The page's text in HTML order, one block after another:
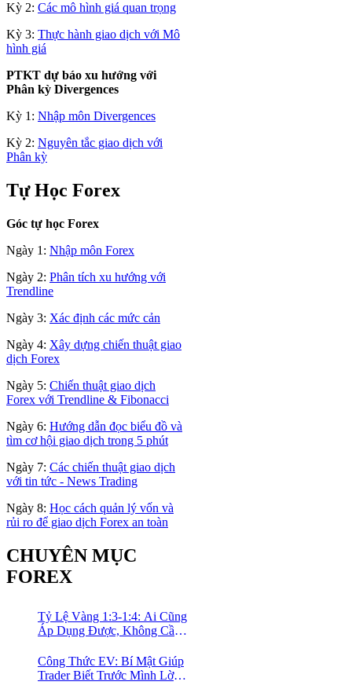
Kỳ 2: Các mô hình giá quan trọng
Kỳ 3: Thực hành giao dịch với Mô
hình giá
PTKT dự báo xu hướng với
Phân kỳ Divergences
Kỳ 1: Nhập môn Divergences
Kỳ 2: Nguyên tắc giao dịch với
Phân kỳ
Tự Học Forex
Góc tự học Forex
Ngày 1: Nhập môn Forex
Ngày 2: Phân tích xu hướng với
Trendline
Ngày 3: Xác định các mức cản
Ngày 4: Xây dựng chiến thuật giao
dịch Forex
Ngày 5: Chiến thuật giao dịch
Forex với Trendline & Fibonacci
Ngày 6: Hướng dẫn đọc biểu đồ và
tìm cơ hội giao dịch trong 5 phút
Ngày 7: Các chiến thuật giao dịch
với tin tức - News Trading
Ngày 8: Học cách quản lý vốn và
rủi ro để giao dịch Forex an toàn
CHUYÊN MỤC
FOREX
Tỷ Lệ Vàng 1:3-1:4: Ai Cũng
Áp Dụng Được, Không Cần
Công Thức EV: Bí Mật Giúp
Trader Biết Trước Mình Lời